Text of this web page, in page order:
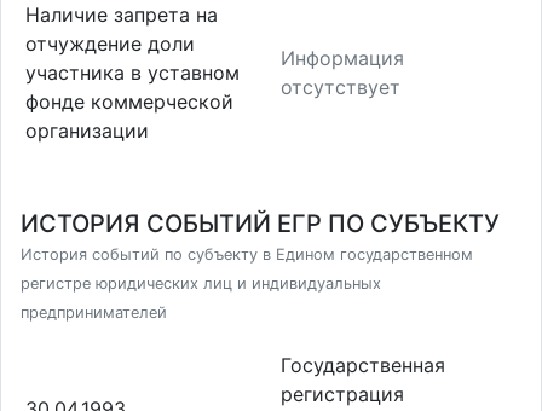
Наличие запрета на
отчуждение доли
участника в уставном
фонде коммерческой
организации
Информация
отсутствует
ИСТОРИЯ СОБЫТИЙ ЕГР ПО СУБЪЕКТУ
История событий по субъекту в Едином государственном
регистре юридических лиц и индивидуальных
предпринимателей
Государственная
регистрация